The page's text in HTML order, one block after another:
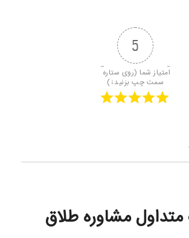
5
امتیاز شما (روی ستاره
سمت چپ بزنید↓)
متداول مشاوره طلاق